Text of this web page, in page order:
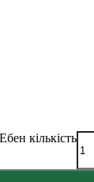
кількість